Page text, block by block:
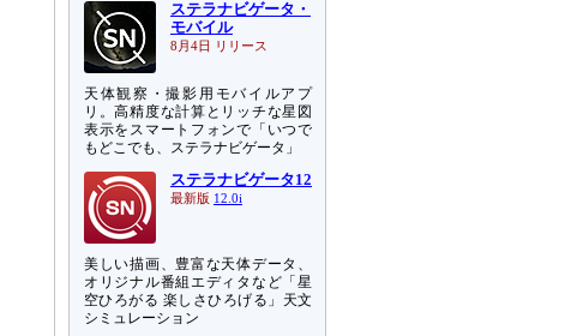
ステラナビゲータ・
モバイル
8月4日 リリース
天体観察・撮影用モバイルアプ
リ。高精度な計算とリッチな星図
表示をスマートフォンで「いつで
もどこでも、ステラナビゲータ」
ステラナビゲータ12
最新版 12.0i
美しい描画、豊富な天体データ、
オリジナル番組エディタなど「星
空ひろがる 楽しさひろげる」天文
シミュレーション